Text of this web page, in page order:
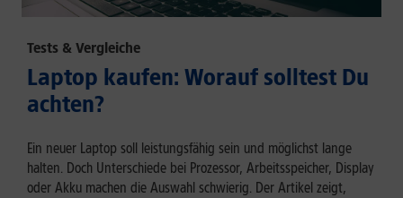
Tests & Vergleiche
Laptop kaufen: Worauf solltest Du
achten?
Ein neuer Laptop soll leistungsfähig sein und möglichst lange
halten. Doch Unterschiede bei Prozessor, Arbeitsspeicher, Display
oder Akku machen die Auswahl schwierig. Der Artikel zeigt,